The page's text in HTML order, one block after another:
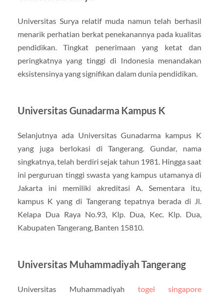
Universitas Surya relatif muda namun telah berhasil
menarik perhatian berkat penekanannya pada kualitas
pendidikan. Tingkat penerimaan yang ketat dan
peringkatnya yang tinggi di Indonesia menandakan
eksistensinya yang signifikan dalam dunia pendidikan.
Universitas Gunadarma Kampus K
Selanjutnya ada Universitas Gunadarma kampus K
yang juga berlokasi di Tangerang. Gundar, nama
singkatnya, telah berdiri sejak tahun 1981. Hingga saat
ini perguruan tinggi swasta yang kampus utamanya di
Jakarta ini memiliki akreditasi A. Sementara itu,
kampus K yang di Tangerang tepatnya berada di Jl.
Kelapa Dua Raya No.93, Klp. Dua, Kec. Klp. Dua,
Kabupaten Tangerang, Banten 15810.
Universitas Muhammadiyah Tangerang
Universitas Muhammadiyahtogel singapore